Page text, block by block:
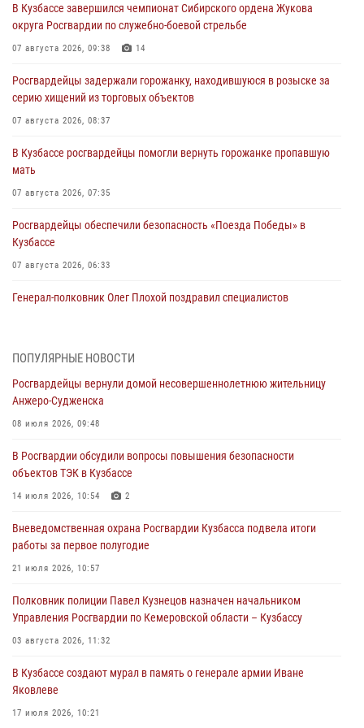
В Кузбассе завершился чемпионат Сибирского ордена Жукова
округа Росгвардии по служебно-боевой стрельбе
07 августа 2026, 09:38 14
Росгвардейцы задержали горожанку, находившуюся в розыске за
серию хищений из торговых объектов
07 августа 2026, 08:37
В Кузбассе росгвардейцы помогли вернуть горожанке пропавшую
мать
07 августа 2026, 07:35
Росгвардейцы обеспечили безопасность «Поезда Победы» в
Кузбассе
07 августа 2026, 06:33
Генерал-полковник Олег Плохой поздравил специалистов
07 августа 2026, 05:32
С 1 сентября 2026 года вступает в силу новый федеральный закон о
частной охранной деятельности
06 августа 2026, 10:19
Росгвардейцы задержали предполагаемого виновника причинения
ножевого ранения кемеровчанину
06 августа 2026, 09:18
Росгвардейцы задержали мужчину, повредившего имущество
горожанки
06 августа 2026, 08:17
Росгвардейцы пресекли противоправные действия и защитили
новокузнечанку от агрессивного знакомого
06 августа 2026, 07:16
ПОПУЛЯРНЫЕ НОВОСТИ
Росгвардейцы вернули домой несовершеннолетнюю жительницу
Анжеро-Судженска
08 июля 2026, 09:48
В Росгвардии обсудили вопросы повышения безопасности
объектов ТЭК в Кузбассе
14 июля 2026, 10:54 2
Вневедомственная охрана Росгвардии Кузбасса подвела итоги
работы за первое полугодие
21 июля 2026, 10:57
Полковник полиции Павел Кузнецов назначен начальником
Управления Росгвардии по Кемеровской области – Кузбассу
03 августа 2026, 11:32
В Кузбассе создают мурал в память о генерале армии Иване
Яковлеве
17 июля 2026, 10:21